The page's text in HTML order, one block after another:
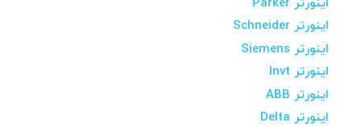
اینورتر Schneider
اینورتر Siemens
اینورتر Invt
اینورتر ABB
اینورتر Delta